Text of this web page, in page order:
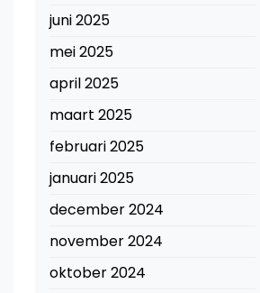
juni 2025
mei 2025
april 2025
maart 2025
februari 2025
januari 2025
december 2024
november 2024
oktober 2024